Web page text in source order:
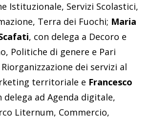
Istituzionale, Servizi Scolastici,
Terra dei Fuochi; Maria
, con delega a Decoro e
Politiche di genere e Pari
dei servizi al
territoriale e Francesco
delega ad Agenda digitale,
Liternum, Commercio,